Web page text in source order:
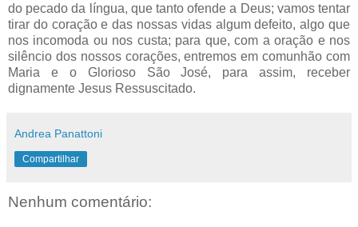
do pecado da língua, que tanto ofende a Deus; vamos tentar
tirar do coração e das nossas vidas algum defeito, algo que
nos incomoda ou nos custa; para que, com a oração e nos
silêncio dos nossos corações, entremos em comunhão com
Maria e o Glorioso São José, para assim, receber
dignamente Jesus Ressuscitado.
Andrea Panattoni
Compartilhar
Nenhum comentário: